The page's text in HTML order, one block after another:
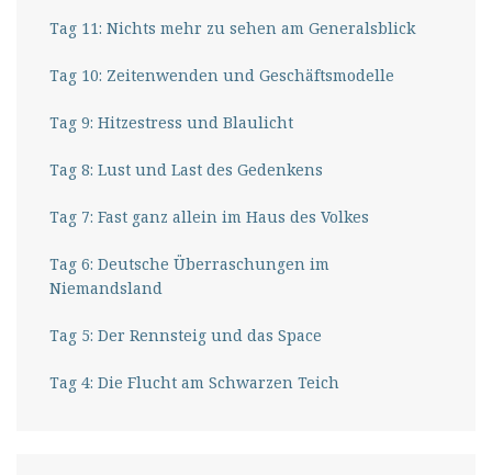
Tag 11: Nichts mehr zu sehen am Generalsblick
Tag 10: Zeitenwenden und Geschäftsmodelle
Tag 9: Hitzestress und Blaulicht
Tag 8: Lust und Last des Gedenkens
Tag 7: Fast ganz allein im Haus des Volkes
Tag 6: Deutsche Überraschungen im
Niemandsland
Tag 5: Der Rennsteig und das Space
Tag 4: Die Flucht am Schwarzen Teich